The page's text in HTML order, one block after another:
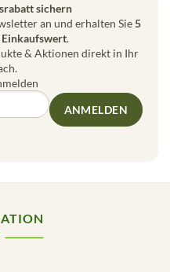
sichern
an und erhalten Sie5
Einkaufswert.
& Aktionen direkt in Ihr
ANMELDEN